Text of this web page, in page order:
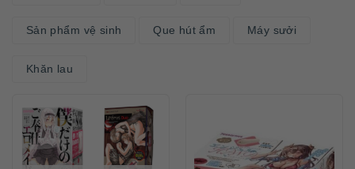
Sản phẩm vệ sinh Que hút ẩm Máy sưởi
Khăn lau